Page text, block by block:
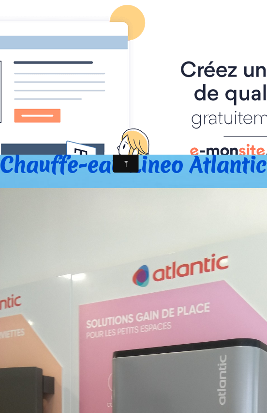
ACCUEIL ETS SAILLY ALBUM
Accueil Album Notre Show-room Chauffe-eau Lineo Atlantic
Chauffe-eau Lineo Atlantic